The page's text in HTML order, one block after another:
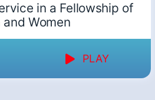
in a Fellowship of
and Women
PLAY